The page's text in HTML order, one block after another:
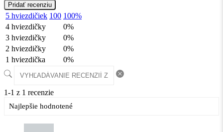
Pridať recenziu
5 hviezdičiek 100 100%
4 hviezdičky
0%
3 hviezdičky
0%
2 hviezdičky
0%
1 hviezdička
0%
1-1 z 1 recenzie